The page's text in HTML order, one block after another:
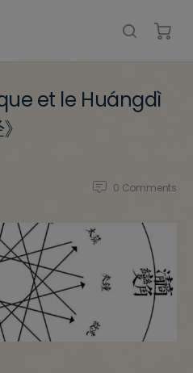
et le Huángdì
0 Comments